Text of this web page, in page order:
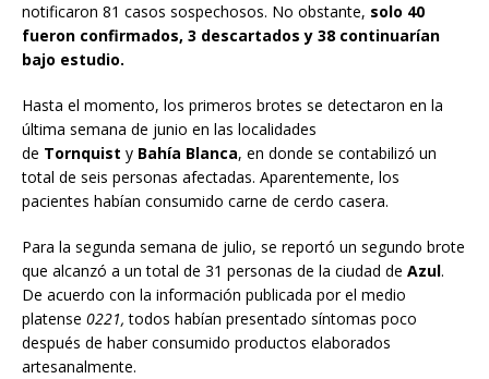
notificaron 81 casos sospechosos. No obstante, solo 40
fueron confirmados, 3 descartados y 38 continuarían
bajo estudio.
Hasta el momento, los primeros brotes se detectaron en la
última semana de junio en las localidades
de Tornquist y Bahía Blanca, en donde se contabilizó un
total de seis personas afectadas. Aparentemente, los
pacientes habían consumido carne de cerdo casera.
Para la segunda semana de julio, se reportó un segundo brote
que alcanzó a un total de 31 personas de la ciudad de Azul.
De acuerdo con la información publicada por el medio
platense 0221,todos habían presentado síntomas poco
después de haber consumido productos elaborados
artesanalmente.